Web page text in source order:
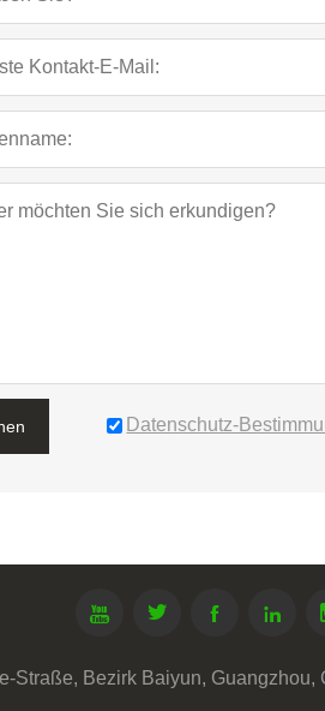
Datenschutz-
   
Straße, Bezirk Baiyun, Guangzhou,